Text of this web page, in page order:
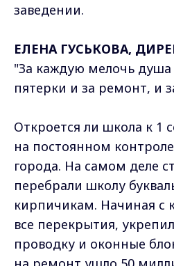
заведении.
ЕЛЕНА ГУСЬКОВА,
"За каждую мелочь душа
пятерки и за ремонт, и
Откроется ли школа к 1
на постоянном
города. На самом деле
перебрали школу
кирпичикам. Начиная с
все перекрытия,
проводку и оконные